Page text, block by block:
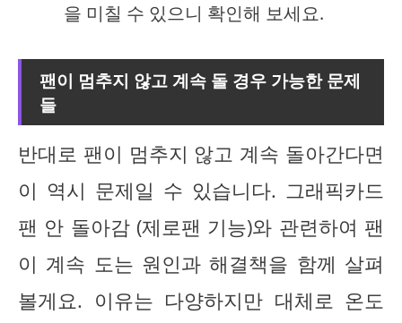
을 미칠 수 있으니 확인해 보세요.
팬이 멈추지 않고 계속 돌 경우 가능한 문제
들
반대로 팬이 멈추지 않고 계속 돌아간다면
이 역시 문제일 수 있습니다. 그래픽카드
팬 안 돌아감 (제로팬 기능)와 관련하여 팬
이 계속 도는 원인과 해결책을 함께 살펴
볼게요. 이유는 다양하지만 대체로 온도